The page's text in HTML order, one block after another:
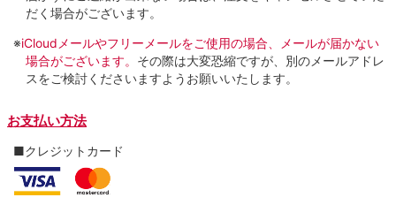
だく場合がございます。
※iCloudメールやフリーメールをご使用の場合、メールが届かない
場合がございます。 その際は大変恐縮ですが、別のメールアドレ
スをご検討くださいますようお願いいたします。
お支払い方法
■クレジットカード